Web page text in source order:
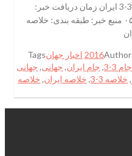
خلاصه جام جهانی فوتسال: آذربایجان 3-3 ایران زمان دریافت خبر:
دوشنبه ۲۹ شهریور ۱۳۹۵ ساعت ۰۵:۲۷ منبع خبر: طبقه بندی: خلاصه
Author اخبار جهانTags
جام 3-3 , جام ایران, جهانی, جهانی
, خلاصه 3-3 , خلاصه ایران, خلاصه